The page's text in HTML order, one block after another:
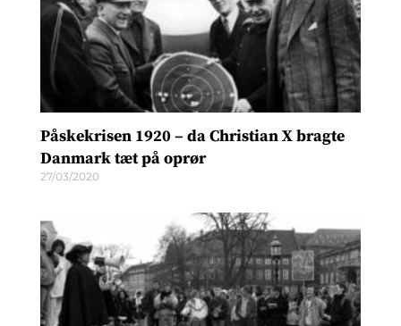
Påskekrisen 1920 – da Christian X bragte
Danmark tæt på oprør
27/03/2020